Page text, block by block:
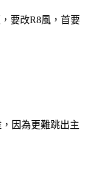
要改R8風，首要
因為更難跳出主